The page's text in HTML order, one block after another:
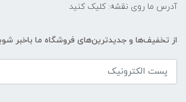
آدرس ما روی نقشه: کلیک کنید
از تخفیف‌ها و جدیدترین‌های فروشگاه ما باخبر